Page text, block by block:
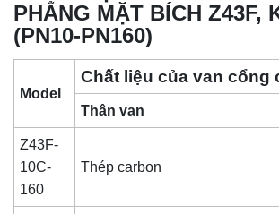
PHẲNG MẶT BÍCH Z43F,
(PN10-PN160)
Model
Chất liệu của van
Thân van
Z43F-
10C-
160
Thép carbon